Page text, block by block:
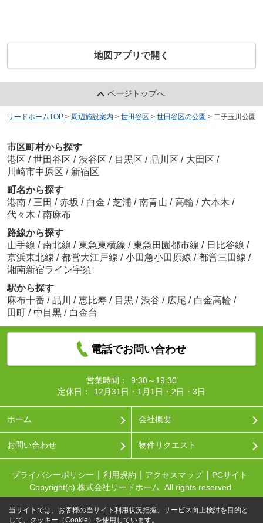
地図アプリで開く
ページトップへ
リードホームTOP > 周辺施設案内 > 世田谷区 > 世田谷区の公園 > 二子玉川公園
市区町村から探す
港区 / 世田谷区 / 渋谷区 / 目黒区 / 品川区 / 大田区 /
川崎市中原区 / 新宿区
町名から探す
港南 / 三田 / 赤坂 / 白金 / 芝浦 / 南青山 / 高輪 / 六本木 /
代々木 / 南麻布
路線から探す
山手線 / 南北線 / 東急東横線 / 東急田園都市線 / 日比谷線 /
京浜東北線 / 都営大江戸線 / 小田急小田原線 / 都営三田線 /
湘南新宿ライン宇須
駅から探す
麻布十番 / 品川 / 恵比寿 / 目黒 / 渋谷 / 広尾 / 白金高輪 /
田町 / 中目黒 / 白金台
電話でお問い合わせ
営業時間：
9:30～19:30
定休日：
12月31日・1月1日・2日・3日
ホーム 会社概要
お問い合わせ 物件リクエスト
プライバシーポリシー 利用規約 アクセスマップ
PCサイト
Copyright(c) 株式会社リードホーム All rights reserved.
当サイトでは、お客様の当サイト利用状況把握、サービス向上検討を目的と
して、クッキー（Cookie）を使用しています。